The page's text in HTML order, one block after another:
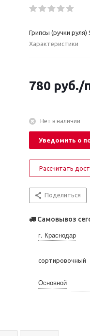
Грипсы (ручки
Характеристики
780 руб./
Нет в наличии
Уведомить о
Рассчитать
Поделиться
Самовывоз
г. Краснодар
сортировочный
Основной